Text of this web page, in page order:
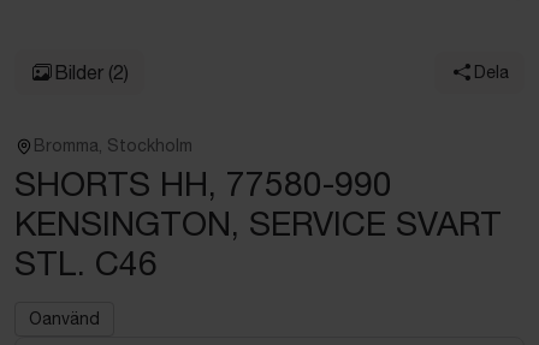
Bilder (2) Dela
Bromma, Stockholm
SHORTS HH, 77580-990
KENSINGTON, SERVICE SVART
STL. C46
Oanvänd